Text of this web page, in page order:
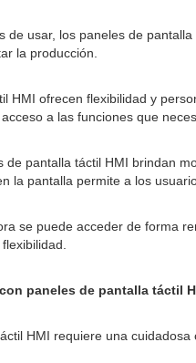
de usar, los paneles de
la producción.
HMI ofrecen flexibilidad y
a las funciones que
de pantalla táctil HMI brindan
la pantalla permite a los
se puede acceder de forma
paneles de pantalla táctil
HMI requiere una